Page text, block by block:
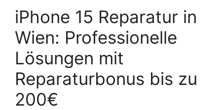
iPhone 15 Reparatur in
Wien: Professionelle
Lösungen mit
Reparaturbonus bis zu
200€